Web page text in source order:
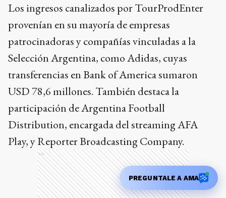
Los ingresos canalizados por TourProdEnter
provenían en su mayoría de empresas
patrocinadoras y compañías vinculadas a la
Selección Argentina, como Adidas, cuyas
transferencias en Bank of America sumaron
USD 78,6 millones. También destaca la
participación de Argentina Football
Distribution, encargada del streaming AFA
Play, y Reporter Broadcasting Company.
Ads
PREGUNTALE A AMA